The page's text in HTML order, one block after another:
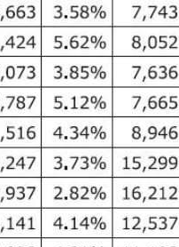
特集 構造転換と事業戦
協グループ／都心住み
ニュース 2026.08.05
グレードAオフィス／想
は4万3096円／「京...
賃貸 2026.08.05
テナレポート発行／19年
％削減を達成／プロロ
産投資 2026.07.21
受け付けを開始／試験地
追加で41地域に／賃
・地域・団体 2026.08.05
山町の土地・建物を取得
ション敷地売却制度で
産開発 2026.08.05
沿線駅別の新築・中古マ
ン利回り－３５０－東
タ 2026.03.23
度／宅建士試験対策 Ｔ
面講習③／「宅建業
2026.08.05
特集／クラファン累計調
千億円超／「不特法３
2026.08.03
キサス州で買い取りリノ
／第１弾８月中旬販売
事業 2026.08.03
改革・人事／積水ハウス
2026.07.27